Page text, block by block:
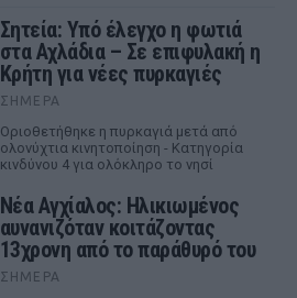
Σητεία: Υπό έλεγχο η φωτιά
στα Αχλάδια – Σε επιφυλακή η
Κρήτη για νέες πυρκαγιές
ΣΉΜΕΡΑ
Οριοθετήθηκε η πυρκαγιά μετά από
ολονύχτια κινητοποίηση - Κατηγορία
κινδύνου 4 για ολόκληρο το νησί
Νέα Αγχίαλος: Ηλικιωμένος
αυνανιζόταν κοιτάζοντας
13χρονη από το παράθυρό του
ΣΉΜΕΡΑ